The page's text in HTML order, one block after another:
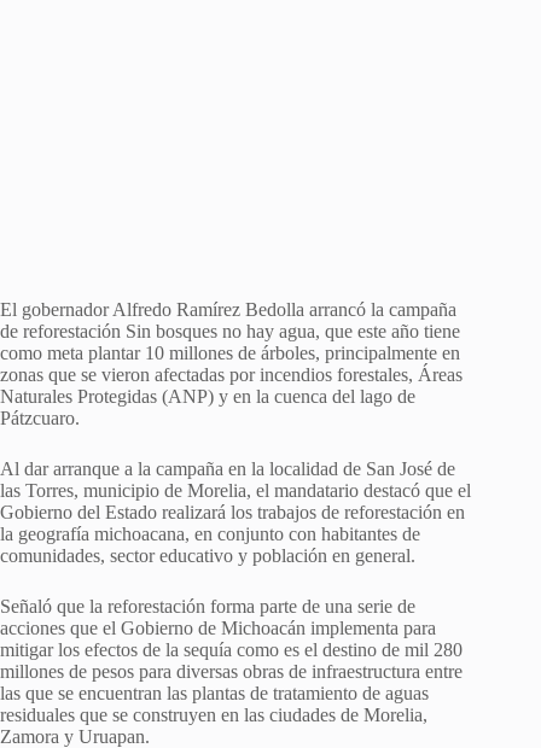
El gobernador Alfredo Ramírez Bedolla arrancó la campaña
de reforestación Sin bosques no hay agua, que este año tiene
como meta plantar 10 millones de árboles, principalmente en
zonas que se vieron afectadas por incendios forestales, Áreas
Naturales Protegidas (ANP) y en la cuenca del lago de
Pátzcuaro.
Al dar arranque a la campaña en la localidad de San José de
las Torres, municipio de Morelia, el mandatario destacó que el
Gobierno del Estado realizará los trabajos de reforestación en
la geografía michoacana, en conjunto con habitantes de
comunidades, sector educativo y población en general.
Señaló que la reforestación forma parte de una serie de
acciones que el Gobierno de Michoacán implementa para
mitigar los efectos de la sequía como es el destino de mil 280
millones de pesos para diversas obras de infraestructura entre
las que se encuentran las plantas de tratamiento de aguas
residuales que se construyen en las ciudades de Morelia,
Zamora y Uruapan.